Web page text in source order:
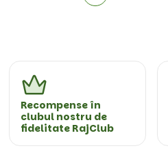
Recompense în
clubul nostru de
fidelitate RajClub